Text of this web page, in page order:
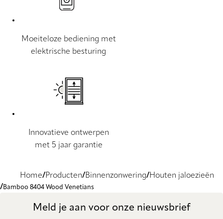
Moeiteloze bediening met
elektrische besturing
Innovatieve ontwerpen
met 5 jaar garantie
Home Producten Binnenzonwering Houten jaloezieën
Bamboo 8404 Wood Venetians
Meld je aan voor onze nieuwsbrief